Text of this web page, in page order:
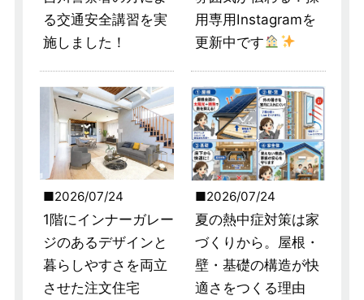
る交通安全講習を実
施しました！
用専用Instagramを
更新中です
2026/07/24
1階にインナーガレー
ジのあるデザインと
暮らしやすさを両立
させた注文住宅
2026/07/24
夏の熱中症対策は家
づくりから。屋根・
壁・基礎の構造が快
適さをつくる理由